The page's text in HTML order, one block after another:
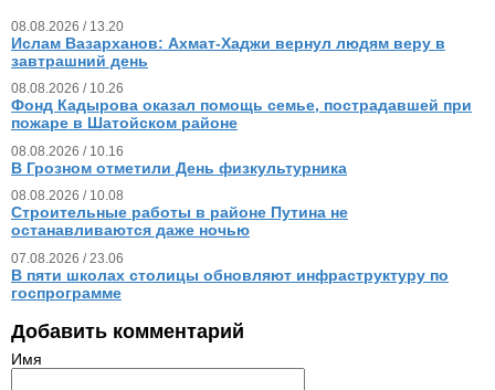
08.08.2026 / 13.20
Ислам Вазарханов: Ахмат-Хаджи вернул людям веру в
завтрашний день
08.08.2026 / 10.26
Фонд Кадырова оказал помощь семье, пострадавшей при
пожаре в Шатойском районе
08.08.2026 / 10.16
В Грозном отметили День физкультурника
08.08.2026 / 10.08
Строительные работы в районе Путина не
останавливаются даже ночью
07.08.2026 / 23.06
В пяти школах столицы обновляют инфраструктуру по
госпрограмме
Добавить комментарий
Имя